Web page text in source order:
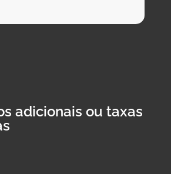
adicionais ou taxas